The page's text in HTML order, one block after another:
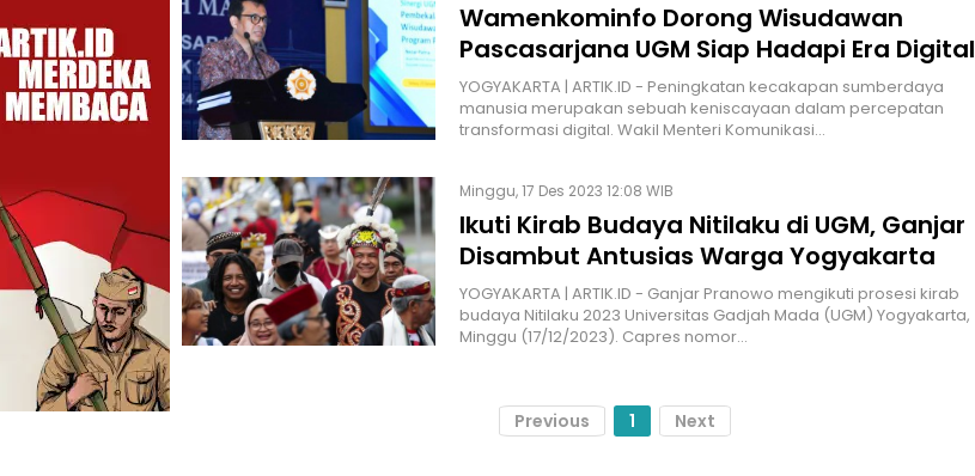
Wamenkominfo Dorong Wisudawan
Pascasarjana UGM Siap Hadapi Era Digital
YOGYAKARTA | ARTIK.ID - Peningkatan kecakapan sumberdaya
manusia merupakan sebuah keniscayaan dalam percepatan
transformasi digital. Wakil Menteri Komunikasi…
Minggu, 17 Des 2023 12:08 WIB
Ikuti Kirab Budaya Nitilaku di UGM, Ganjar
Disambut Antusias Warga Yogyakarta
YOGYAKARTA | ARTIK.ID - Ganjar Pranowo mengikuti prosesi kirab
budaya Nitilaku 2023 Universitas Gadjah Mada (UGM) Yogyakarta,
Minggu (17/12/2023). Capres nomor…
Previous 1 Next